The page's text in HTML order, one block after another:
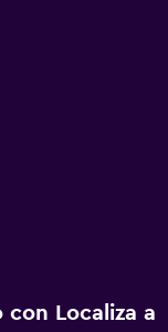
con Localiza a